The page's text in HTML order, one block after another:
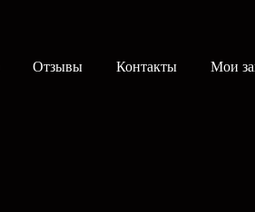
Отзывы Контакты Мои